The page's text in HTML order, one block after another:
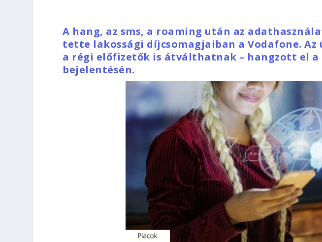
A hang, az sms, a roaming után az
tette lakossági díjcsomagjaiban a Vodafone. Az
a régi előfizetők is átválthatnak – hangzott el a
bejelentésén.